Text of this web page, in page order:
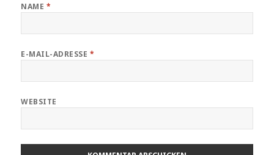
NAME *
E-MAIL-ADRESSE *
WEBSITE